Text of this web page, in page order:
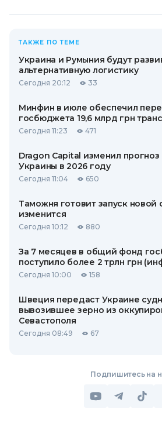
ТАКЖЕ ПО ТЕМЕ
Украина и Румыния будут
альтернативную логистику
Сегодня 20:12 33
Минфин в июле обеспечил
госбюджета 19,6 млрд грн
Сегодня 11:23 471
Dragon Capital изменил
Украины в 2026 году
Сегодня 11:04 650
Таможня готовит запуск новой
изменится
Сегодня 10:12 880
За 7 месяцев в общий фонд
поступило более 2 трлн грн
Сегодня 10:00 158
Швеция передаст Украине
вывозившее зерно из
Севастополя
Сегодня 08:49 67
Подпишитесь на